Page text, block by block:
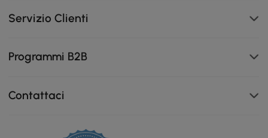
Servizio Clienti
Programmi B2B
Contattaci